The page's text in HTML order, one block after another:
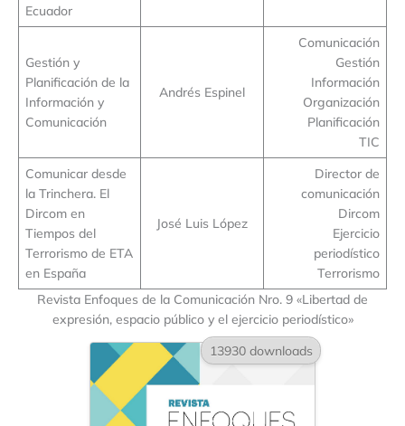
Ecuador
Gestión y
Planificación de la
Información y
Comunicación
Andrés Espinel
Comunicación
Gestión
Información
Organización
Planificación
TIC
Comunicar desde
la Trinchera. El
Dircom en
Tiempos del
Terrorismo de ETA
en España
José Luis López
Director de
comunicación
Dircom
Ejercicio
periodístico
Terrorismo
Revista Enfoques de la Comunicación Nro. 9 «Libertad de
expresión, espacio público y el ejercicio periodístico»
13930 downloads